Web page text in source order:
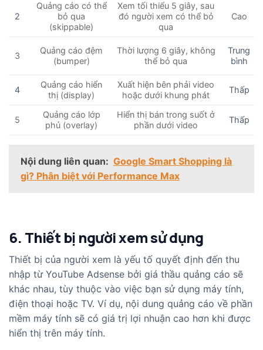
2
Quảng cáo có thể
bỏ qua
(skippable)
Xem tối thiểu 5 giây, sau
đó người xem có thể bỏ
qua
Cao
3
Quảng cáo đệm
(bumper)
Thời lượng 6 giây, không
thể bỏ qua
Trung
bình
4
Quảng cáo hiển
thị (display)
Xuất hiện bên phải video
hoặc dưới khung phát
Thấp
5
Quảng cáo lớp
phủ (overlay)
Hiển thị bán trong suốt ở
phần dưới video
Thấp
Nội dung liên quan: Google Smart Shopping là
gì? Phân biệt với Performance Max
6. Thiết bị người xem sử dụng
Thiết bị của người xem là yếu tố quyết định đến thu
nhập từ YouTube Adsense bởi giá thầu quảng cáo sẽ
khác nhau, tùy thuộc vào việc bạn sử dụng máy tính,
điện thoại hoặc TV. Ví dụ, nội dung quảng cáo về phần
mềm máy tính sẽ có giá trị lợi nhuận cao hơn khi được
hiển thị trên máy tính.